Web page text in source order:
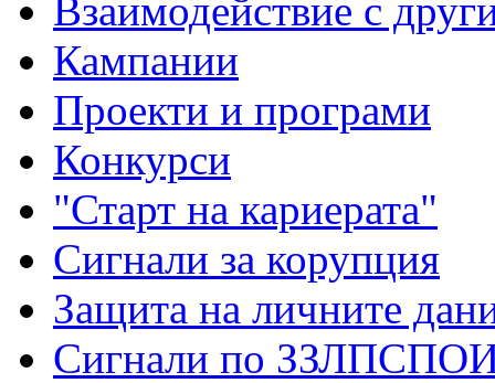
Взаимодействие с
Кампании
Проекти и програми
Конкурси
"Старт на кариерата"
Сигнали за корупция
Защита на личните
Сигнали по